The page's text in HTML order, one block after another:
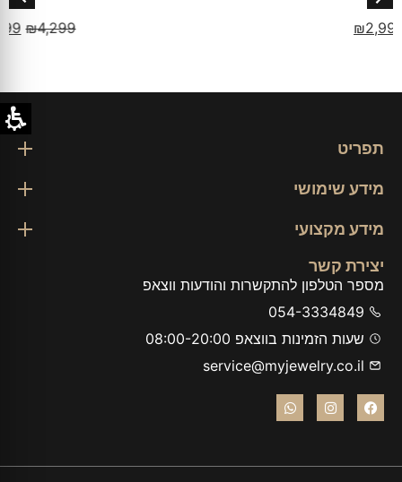
תפריט
מידע שימושי
מידע מקצועי
יצירת קשר
מספר הטלפון להתקשרות והודעות ווצאפ
054-3334849
שעות הזמינות בווצאפ 08:00-20:00
service@myjewelry.co.il